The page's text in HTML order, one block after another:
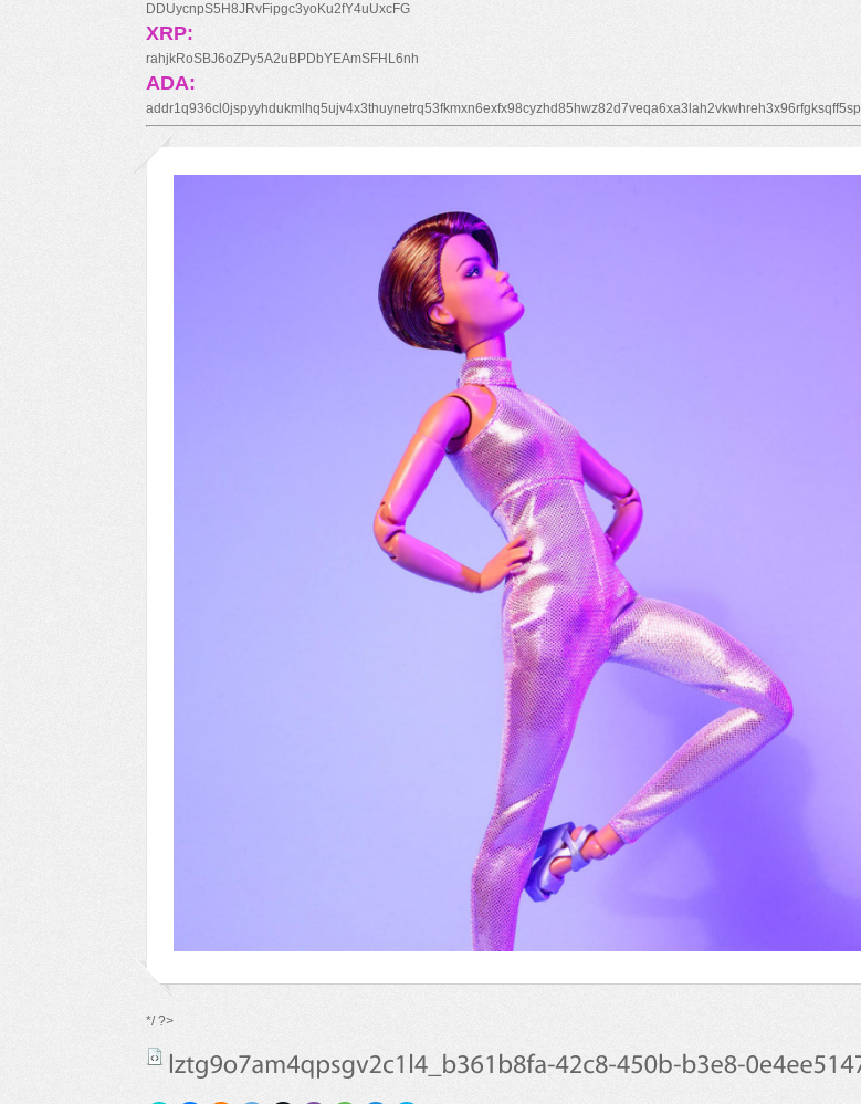
DDUycnpS5H8JRvFipgc3yoKu2fY4uUxcFG
XRP:
rahjkRoSBJ6oZPy5A2uBPDbYEAmSFHL6nh
ADA:
addr1q936cl0jspyyhdukmlhq5ujv4x3thuynetrq53fkmxn6exfx98cyzhd85hwz82d7veqa6xa3lah2vkwhreh3x96rfgksqff5sp
*/ ?>